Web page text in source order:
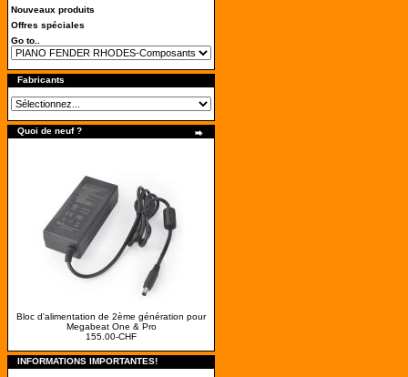
Nouveaux produits
Offres spéciales
Go to..
Fabricants
Quoi de neuf ?
Bloc d'alimentation de 2ème génération pour
Megabeat One & Pro
155.00-CHF
INFORMATIONS IMPORTANTES!